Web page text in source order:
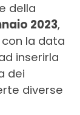
della
2023,
la data
inserirla
dei
diverse